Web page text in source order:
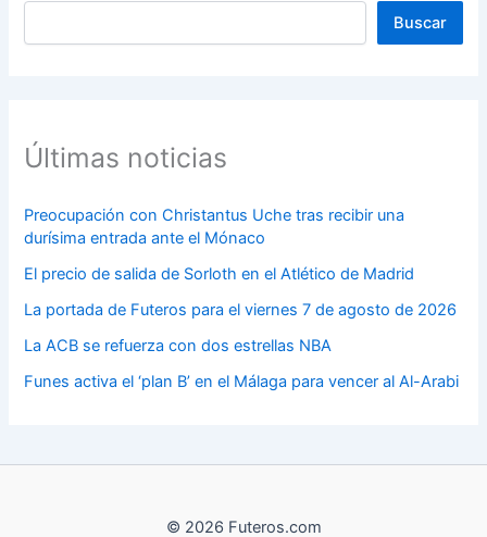
Buscar
Buscar
Últimas noticias
Preocupación con Christantus Uche tras recibir una
durísima entrada ante el Mónaco
El precio de salida de Sorloth en el Atlético de Madrid
La portada de Futeros para el viernes 7 de agosto de 2026
La ACB se refuerza con dos estrellas NBA
Funes activa el ‘plan B’ en el Málaga para vencer al Al-Arabi
© 2026 Futeros.com